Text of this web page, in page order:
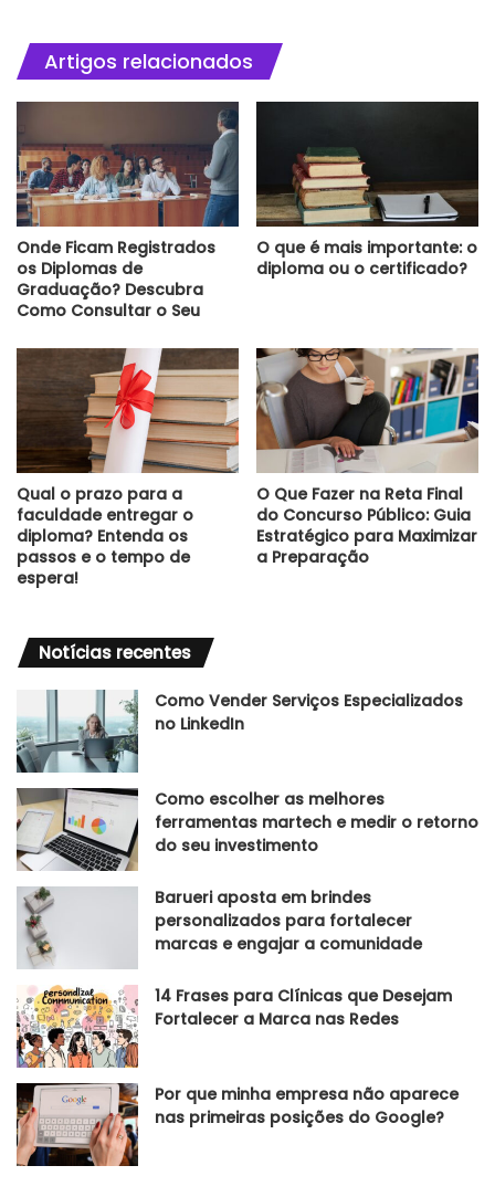
Artigos relacionados
Onde Ficam Registrados
os Diplomas de
Graduação? Descubra
Como Consultar o Seu
O que é mais importante: o
diploma ou o certificado?
Qual o prazo para a
faculdade entregar o
diploma? Entenda os
passos e o tempo de
espera!
O Que Fazer na Reta Final
do Concurso Público: Guia
Estratégico para Maximizar
a Preparação
Notícias recentes
Como Vender Serviços Especializados
no LinkedIn
Como escolher as melhores
ferramentas martech e medir o retorno
do seu investimento
Barueri aposta em brindes
personalizados para fortalecer
marcas e engajar a comunidade
14 Frases para Clínicas que Desejam
Fortalecer a Marca nas Redes
Por que minha empresa não aparece
nas primeiras posições do Google?